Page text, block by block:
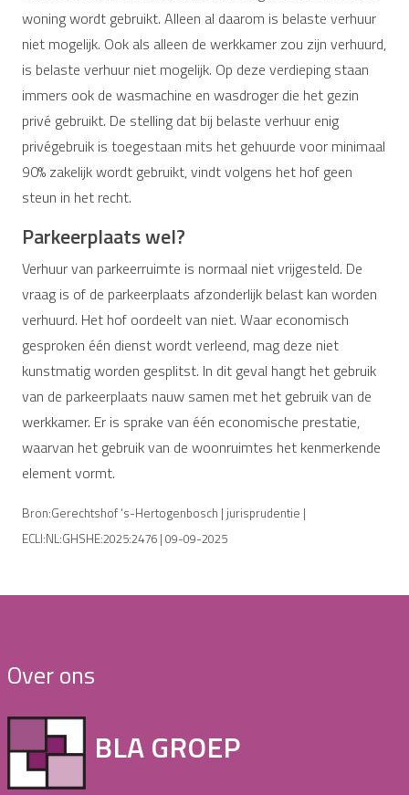
woning wordt gebruikt. Alleen al daarom is belaste verhuur
niet mogelijk. Ook als alleen de werkkamer zou zijn verhuurd,
is belaste verhuur niet mogelijk. Op deze verdieping staan
immers ook de wasmachine en wasdroger die het gezin
privé gebruikt. De stelling dat bij belaste verhuur enig
privégebruik is toegestaan mits het gehuurde voor minimaal
90% zakelijk wordt gebruikt, vindt volgens het hof geen
steun in het recht.
Parkeerplaats wel?
Verhuur van parkeerruimte is normaal niet vrijgesteld. De
vraag is of de parkeerplaats afzonderlijk belast kan worden
verhuurd. Het hof oordeelt van niet. Waar economisch
gesproken één dienst wordt verleend, mag deze niet
kunstmatig worden gesplitst. In dit geval hangt het gebruik
van de parkeerplaats nauw samen met het gebruik van de
werkkamer. Er is sprake van één economische prestatie,
waarvan het gebruik van de woonruimtes het kenmerkende
element vormt.
Bron:Gerechtshof ‘s-Hertogenbosch | jurisprudentie |
ECLI:NL:GHSHE:2025:2476 | 09-09-2025
Over ons
BLA GROEP